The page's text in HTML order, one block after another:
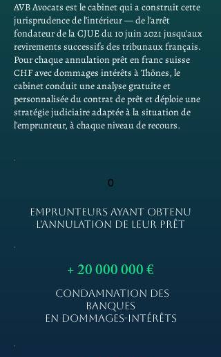
AVB Avocats est le cabinet qui a construit cette
jurisprudence de l'intérieur — de l'arrêt
fondateur de la CJUE du 10 juin 2021 jusqu'aux
revirements successifs des tribunaux français.
Pour chaque annulation prêt en franc suisse
CHF avec dommages intérêts à Thônes, le
cabinet conduit une analyse gratuite et
personnalisée du contrat de prêt et déploie une
stratégie judiciaire adaptée à la situation de
l'emprunteur, à chaque niveau de recours.
0
EMPRUNTEURS AYANT OBTENU
L'ANNULATION DE LEUR PRÊT
+20 000 000€
CONDAMNATION DES
BANQUES
EN DOMMAGES-INTÉRÊTS